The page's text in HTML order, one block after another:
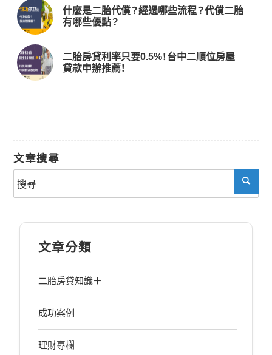
什麼是二胎代償？經過哪些流程？代償二胎
有哪些優點？
二胎房貸利率只要0.5%！台中二順位房屋
貸款申辦推薦！
文章搜尋
文章分類
二胎房貸知識＋
成功案例
理財專欄